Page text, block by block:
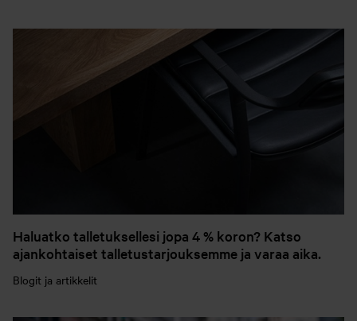
Haluatko talletuksellesi jopa 4 % koron? Katso
ajankohtaiset talletustarjouksemme ja varaa aika.
Blogit ja artikkelit